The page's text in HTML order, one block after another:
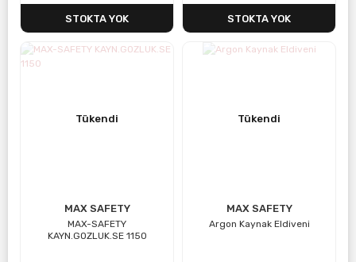
STOKTA YOK STOKTA YOK
Tükendi
MAX SAFETY
MAX-SAFETY
KAYN.GOZLUK.SE 1150
Tükendi
MAX SAFETY
Argon Kaynak Eldiveni